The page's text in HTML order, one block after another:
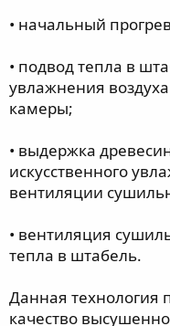
• начальный
• подвод тепла в
увлажнения
камеры;
• выдержка
искусственного
вентиляции
• вентиляция
тепла в штабель.
Данная технология
качество